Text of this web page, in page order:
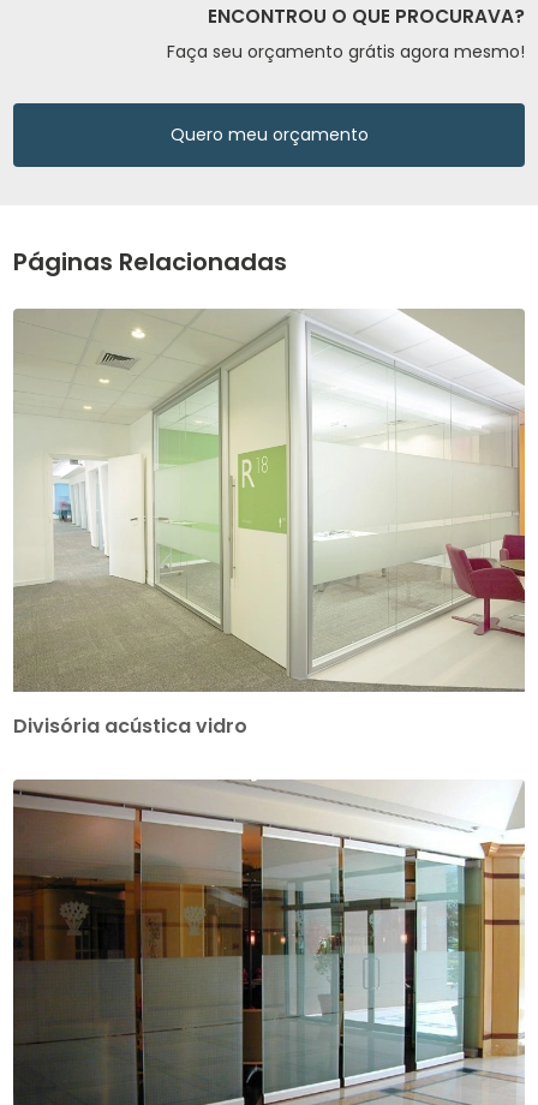
ENCONTROU O QUE PROCURAVA?
Faça seu orçamento grátis agora mesmo!
Quero meu orçamento
Páginas Relacionadas
Divisória acústica vidro